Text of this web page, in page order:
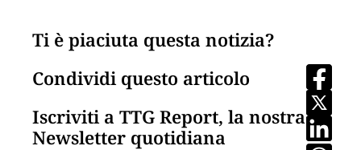
Ti è piaciuta questa notizia?
Condividi questo articolo
Iscriviti a TTG Report, la nostra
Newsletter quotidiana